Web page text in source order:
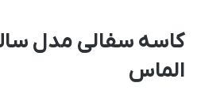
کاسه سفالی مدل
الماس